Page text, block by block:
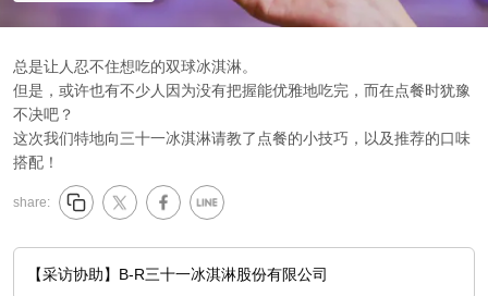
总是让人忍不住想吃的双球冰淇淋。
但是，或许也有不少人因为没有把握能优雅地吃完，而在点餐时犹豫
不决吧？
这次我们特地向三十一冰淇淋请教了点餐的小技巧，以及推荐的口味
搭配！
share:
【采访协助】B-R三十一冰淇淋股份有限公司